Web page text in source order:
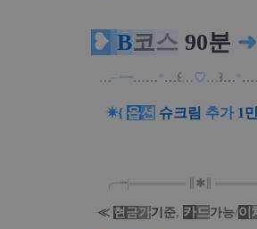
❥ B코스 90분 ➜
…─━… …*…꒰… ♡ …꒱…*…
✷{ 옵션 슈크림 추가 1
╭╼|═══════ ✱ ═════
≪ 현 금가기 준, 카드 가능/이